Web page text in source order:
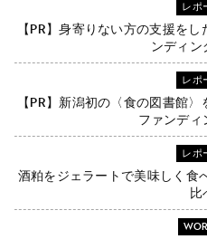
レポ
【PR】身寄りない方の支援を
ンディン
レポ
【PR】新潟初の〈食の図書館
ファンディ
レポ
酒粕をジェラートで美味しく食
比